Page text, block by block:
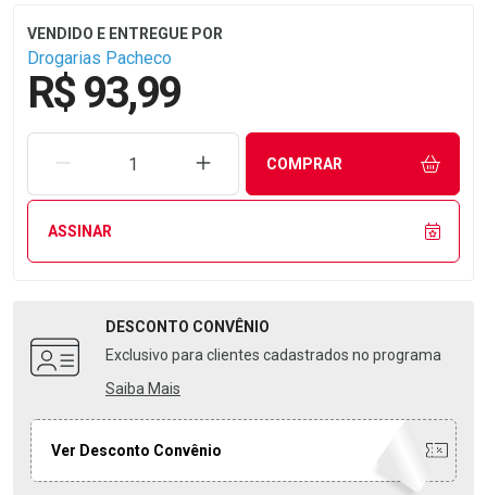
Drogarias Pacheco
R$ 93,99
REMOVER UMA UNIDADEAUMENTAR UMA UNIDADE
COMPRAR
ASSINAR
DESCONTO CONVÊNIO
Exclusivo para clientes cadastrados no programa
Saiba Mais
Ver Desconto Convênio